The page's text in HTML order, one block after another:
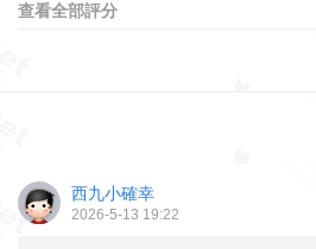
查看全部評分
西九小確幸
2026-5-13 19:22